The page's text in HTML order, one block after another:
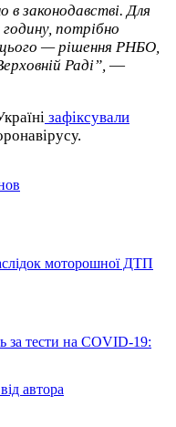
в законодавстві. Для
потрібно
— рішення РНБО,
Раді”, —
зафіксували
моторошної ДТП
за тести на COVID-19:
автора